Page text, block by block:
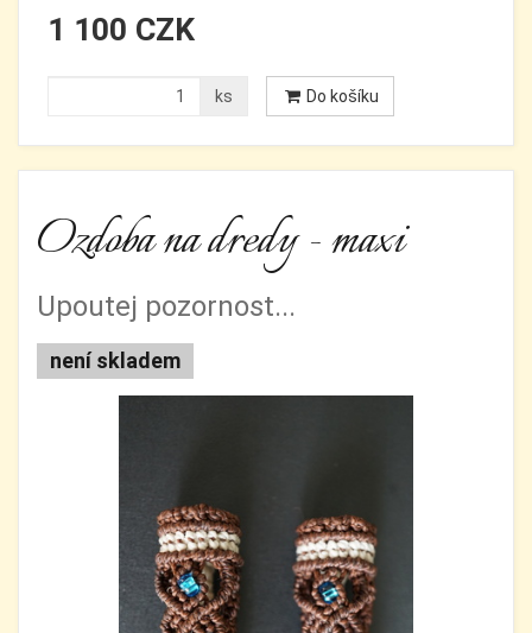
1 100 CZK
ks Do košíku
Ozdoba na dredy - maxi
Upoutej pozornost...
není skladem